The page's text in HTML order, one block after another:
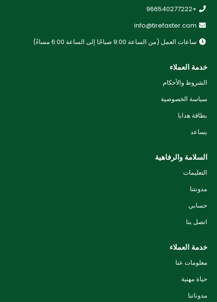
+966540277222
info@tirefaster.com
ساعات العمل (من الساعة 9:00 صباحًا إلى الساعة 6:00 مساءً)
خدمة العملاء
الشروط والأحكام
سياسة الخصوصية
بطاقة هدايا
يساعد
السلامة والرفاهية
التعليمات
مدونتنا
حسابي
اتصل بنا
خدمة العملاء
معلومات عنا
حياة مهنية
مدوناتنا